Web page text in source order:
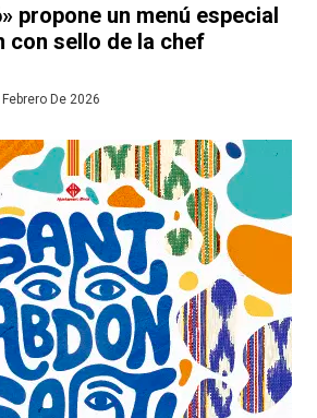
propone un menú especial
con sello de la chef
De 2026